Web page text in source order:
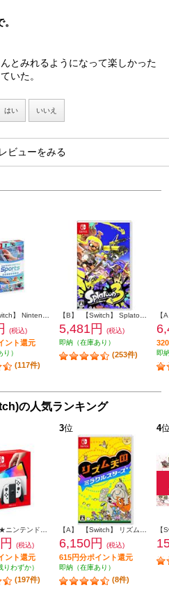
とみれるようになって楽しかった
いた。
はい いいえ
ビューをみる
(税込)
ント還元
）
(117件)
5,481円
(税込)
即納（在庫あり）
(253件) 即
の人気ランキング
(税込)
ント還元
りわずか）
(197件)
3位
6,150円 (税込)
615円分ポイント還元
即納（在庫あり）
(8件)
4